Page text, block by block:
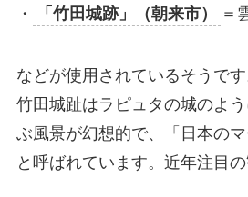
・ 「竹田城跡」（朝来市） ＝
などが使用されているそうです
竹田城趾はラピュタの城のよ
ぶ風景が幻想的で、「日本の
と呼ばれています。近年注目の